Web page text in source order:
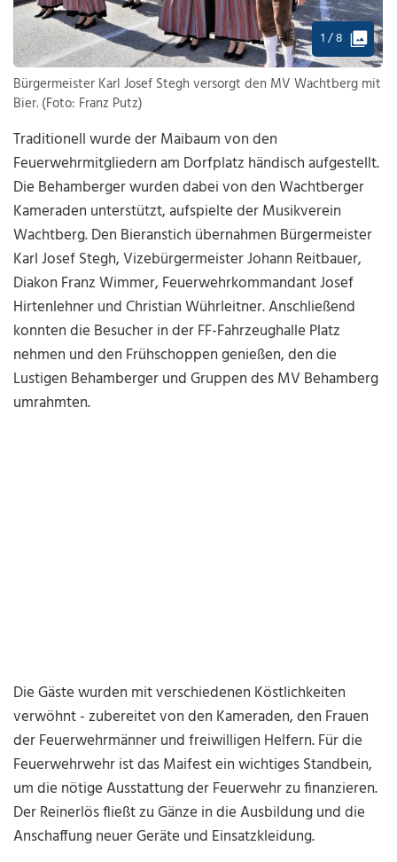
1 / 8
Bürgermeister Karl Josef Stegh versorgt den MV Wachtberg mit
Bier. (Foto: Franz Putz)
Traditionell wurde der Maibaum von den
Feuerwehrmitgliedern am Dorfplatz händisch aufgestellt.
Die Behamberger wurden dabei von den Wachtberger
Kameraden unterstützt, aufspielte der Musikverein
Wachtberg. Den Bieranstich übernahmen Bürgermeister
Karl Josef Stegh, Vizebürgermeister Johann Reitbauer,
Diakon Franz Wimmer, Feuerwehrkommandant Josef
Hirtenlehner und Christian Wührleitner. Anschließend
konnten die Besucher in der FF-Fahrzeughalle Platz
nehmen und den Frühschoppen genießen, den die
Lustigen Behamberger und Gruppen des MV Behamberg
umrahmten.
Die Gäste wurden mit verschiedenen Köstlichkeiten
verwöhnt - zubereitet von den Kameraden, den Frauen
der Feuerwehrmänner und freiwilligen Helfern. Für die
Feuerwehrwehr ist das Maifest ein wichtiges Standbein,
um die nötige Ausstattung der Feuerwehr zu finanzieren.
Der Reinerlös fließt zu Gänze in die Ausbildung und die
Anschaffung neuer Geräte und Einsatzkleidung.